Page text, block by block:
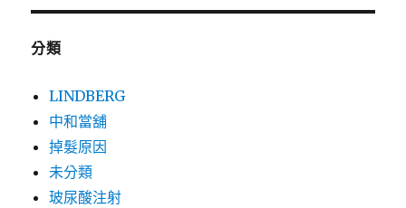
分類
LINDBERG
中和當舖
掉髮原因
未分類
玻尿酸注射